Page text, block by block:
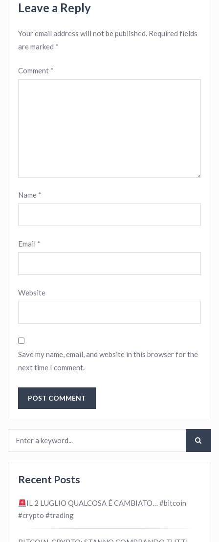
Leave a Reply
Your email address will not be published. Required fields
are marked *
Comment *
Name *
Email *
Website
Save my name, email, and website in this browser for the
next time I comment.
Recent Posts
IL 2 LUGLIO QUALCOSA É CAMBIATO… #bitcoin
#crypto #trading